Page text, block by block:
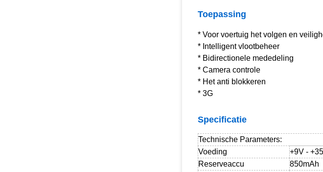
Toepassing
* Voor voertuig het volgen en
* Intelligent vlootbeheer
* Bidirectionele mededeling
* Camera controle
* Het anti blokkeren
* 3G
Specificatie
Technische Parameters:
Voeding
+9V -
Reserveaccu
850mAh